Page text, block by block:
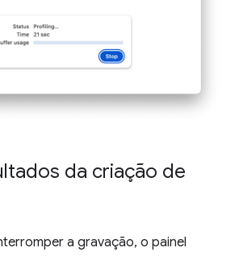
da criação de
a gravação, o painel